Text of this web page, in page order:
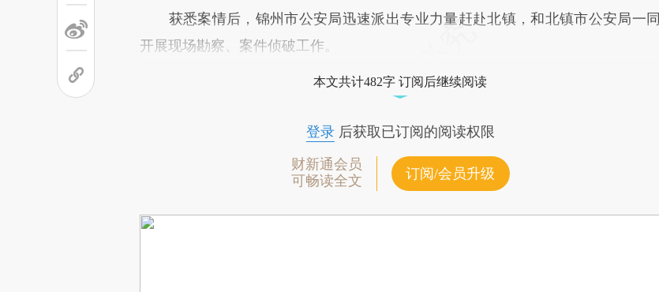
获悉案情后，锦州市公安局迅速派出专业力量赶赴北镇，和北镇市公安局一同
开展现场勘察、案件侦破工作。
本文共计482字 订阅后继续阅读
登录后获取已订阅的阅读权限
财新通会员
可畅读全文
订阅/会员升级